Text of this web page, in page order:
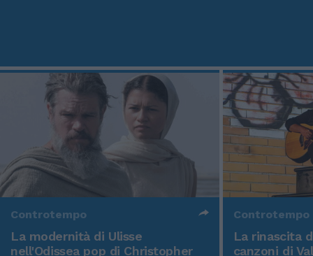
Controtempo
La modernità di Ulisse
nell'Odissea pop di Christopher
Controtempo
La rinascita
canzoni di